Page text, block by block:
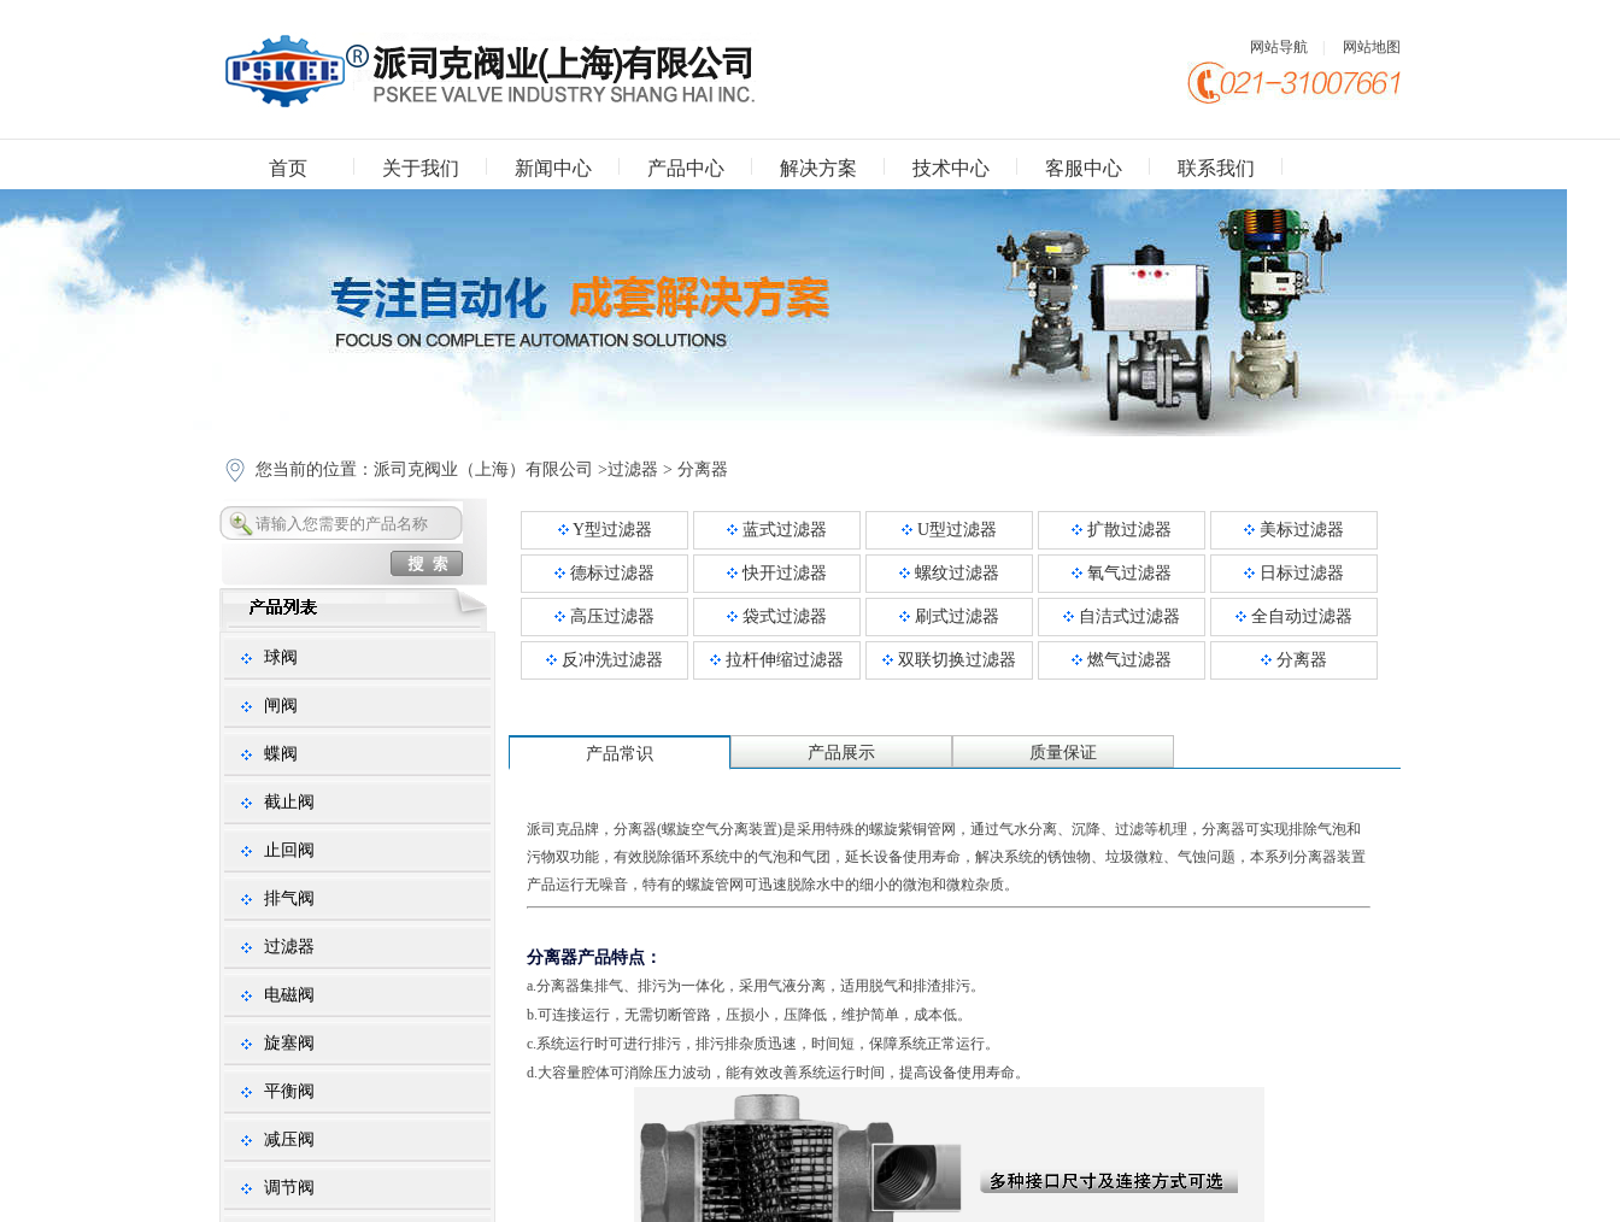
网站导航 网站地图
首页 关于我们 新闻中心 产品中心 解决方案 技术中心 客服中心 联系我们
下载中心
您当前的位置： 派司克阀业（上海）有限公司 >过滤器 > 分离器
球阀
闸阀
蝶阀
截止阀
止回阀
排气阀
过滤器
电磁阀
旋塞阀
平衡阀
减压阀
调节阀
Y型过滤器 蓝式过滤器 U型过滤器 扩散过滤器 美标过滤器
德标过滤器 快开过滤器 螺纹过滤器 氧气过滤器 日标过滤器
高压过滤器 袋式过滤器 刷式过滤器 自洁式过滤器 全自动过滤器
反冲洗过滤器 拉杆伸缩过滤器 双联切换过滤器 燃气过滤器 分离器
产品常识 产品展示 质量保证
派司克品牌，分离器(螺旋空气分离装置)是采用特殊的螺旋紫铜管网，通过气水分离、沉降、过滤等机理，分离器可实现排除气泡和
污物双功能，有效脱除循环系统中的气泡和气团，延长设备使用寿命，解决系统的锈蚀物、垃圾微粒、气蚀问题，本系列分离器装置
产品运行无噪音，特有的螺旋管网可迅速脱除水中的细小的微泡和微粒杂质。
分离器产品特点：
a.分离器集排气、排污为一体化，采用气液分离，适用脱气和排渣排污。
b.可连接运行，无需切断管路，压损小，压降低，维护简单，成本低。
c.系统运行时可进行排污，排污排杂质迅速，时间短，保障系统正常运行。
d.大容量腔体可消除压力波动，能有效改善系统运行时间，提高设备使用寿命。